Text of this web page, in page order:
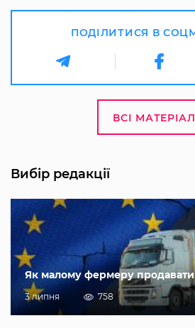
ПОДІЛИТИСЯ В
ВСІ
Вибір редакції
Як малому фермеру
3 липня 758